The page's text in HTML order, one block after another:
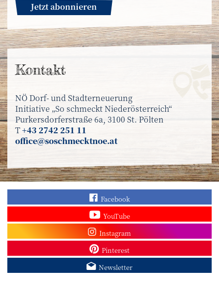
Jetzt abonnieren
Kontakt
NÖ Dorf- und Stadterneuerung
Initiative „So schmeckt Niederösterreich“
Purkersdorferstraße 6a, 3100 St. Pölten
T+43 2742 251 11
office@soschmecktnoe.at
Finden Sie „So
Facebook
Sehen Sie mehr
YouTube
Besuchen Sie unser
Instagram
Sieh dir unsere Pins
Pinterest
Melden Sie sich zum
Newsletter